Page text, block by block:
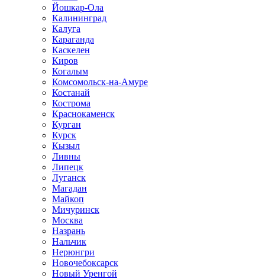
Йошкар-Ола
Калининград
Калуга
Караганда
Каскелен
Киров
Когалым
Комсомольск-на-Амуре
Костанай
Кострома
Краснокаменск
Курган
Курск
Кызыл
Ливны
Липецк
Луганск
Магадан
Майкоп
Мичуринск
Москва
Назрань
Нальчик
Нерюнгри
Новочебоксарск
Новый Уренгой